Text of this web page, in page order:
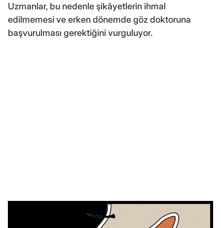
Uzmanlar, bu nedenle şikâyetlerin ihmal
edilmemesi ve erken dönemde göz doktoruna
başvurulması gerektiğini vurguluyor.